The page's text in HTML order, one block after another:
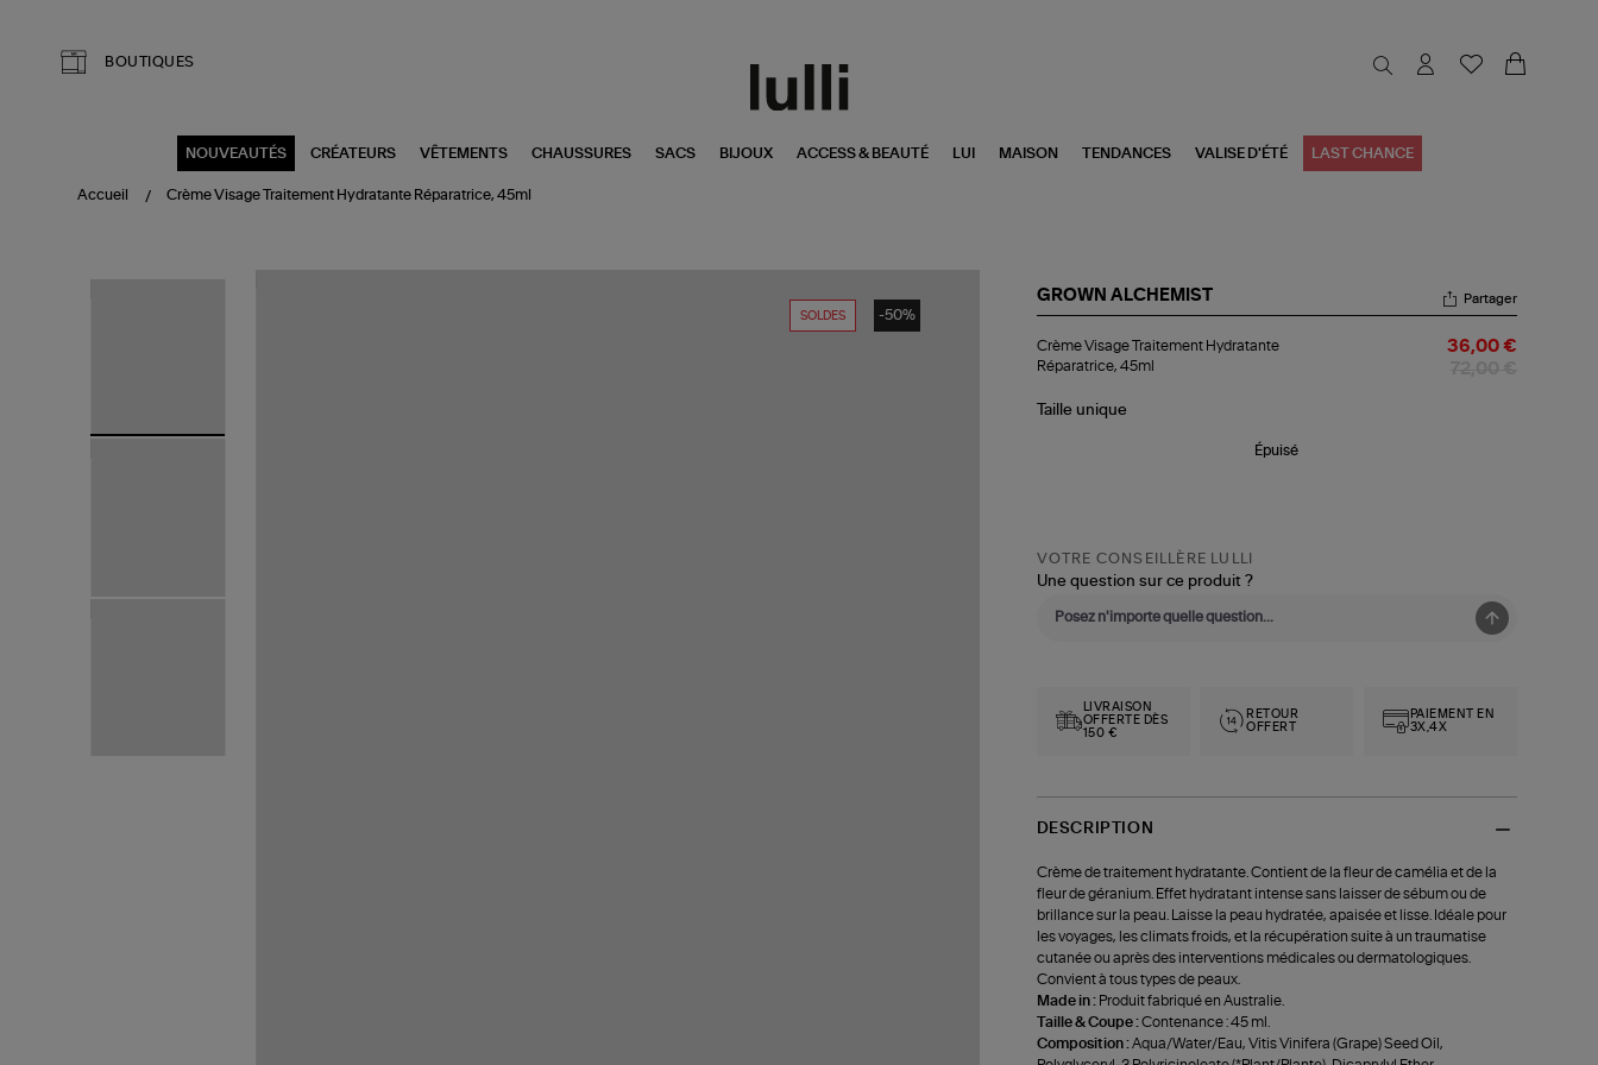
BOUTIQUES
NOUVEAUTÉS CRÉATEURS VÊTEMENTS CHAUSSURES SACS BIJOUX ACCESS & BEAUTÉ LUI MAISON TENDANCES VALISE D'ÉTÉ LAST CHANCE
Accueil Crème Visage Traitement Hydratante Réparatrice, 45ml
SOLDES -50%
GROWN ALCHEMIST
Visage
Traitement
Réparatrice,
Partager
Crème Visage Traitement Hydratante
Réparatrice, 45ml
36,00 €
Taille unique
Épuisé
VOTRE CONSEILLÈRE LULLI
Une question sur ce produit ?
LIVRAISON
OFFERTE DÈS
150 €
RETOUR
OFFERT
PAIEMENT EN
3X,4X
DESCRIPTION
Crème de traitement hydratante. Contient de la fleur de camélia et de la
fleur de géranium. Effet hydratant intense sans laisser de sébum ou de
brillance sur la peau. Laisse la peau hydratée, apaisée et lisse. Idéale pour
les voyages, les climats froids, et la récupération suite à un traumatise
cutanée ou après des interventions médicales ou dermatologiques.
Convient à tous types de peaux.
Made in : Produit fabriqué en Australie.
Taille & Coupe :Contenance : 45 ml.
Composition :Aqua/Water/Eau, Vitis Vinifera (Grape) Seed Oil,